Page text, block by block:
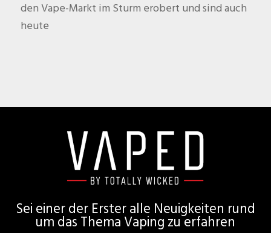
den Vape-Markt im Sturm erobert und sind auch
heute
Sei einer der Erster alle Neuigkeiten rund
um das Thema Vaping zu erfahren